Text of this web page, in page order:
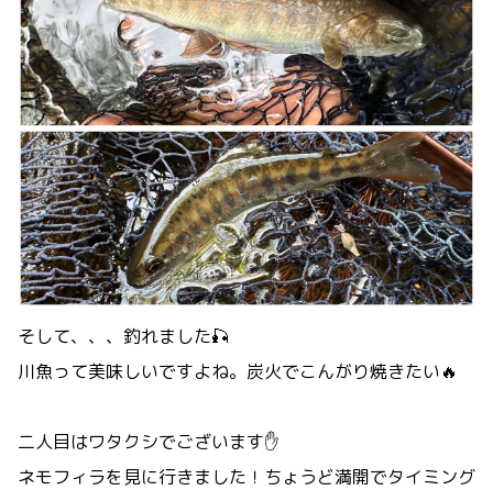
そして、、、釣れました🎣
川魚って美味しいですよね。炭火でこんがり焼きたい🔥
二人目はワタクシでございます✋
ネモフィラを見に行きました！ちょうど満開でタイミング